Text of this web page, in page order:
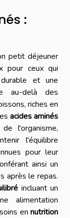
:
petit déjeuner
pour ceux qui
durable et une
au-delà des
riches en
acides aminés
l'organisme,
l'équilibre
pour leur
ainsi un
après le repas.
incluant un
alimentation
en nutrition